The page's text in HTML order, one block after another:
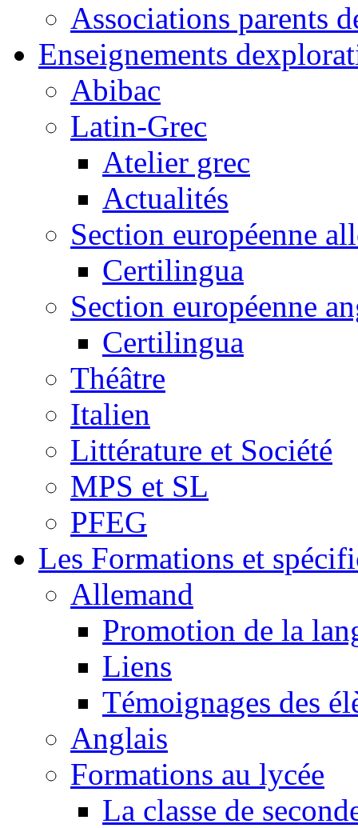
Associations parents
Enseignements
Abibac
Latin-Grec
Atelier grec
Actualités
Section européenne
Certilingua
Section européenne
Certilingua
Théâtre
Italien
Littérature et Société
MPS et SL
PFEG
Les Formations et
Allemand
Promotion de la
Liens
Témoignages des
Anglais
Formations au lycée
La classe de